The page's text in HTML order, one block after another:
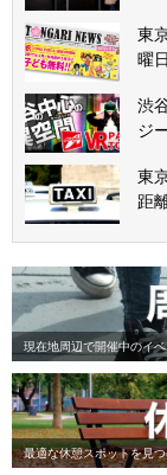
東
曜
渋
ジ
東
距
現在地周辺で開催中のイ
最適な休憩スポットを見